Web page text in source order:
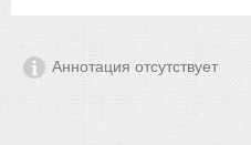
Аннотация отсутствует